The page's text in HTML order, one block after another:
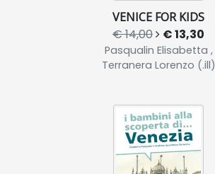
VENICE FOR KIDS
€ 14,00 € 13,30
Pasqualin Elisabetta ,
Terranera Lorenzo (.ill)